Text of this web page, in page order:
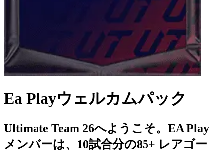
Ea Playウェルカムパック
Ultimate Team 26へようこそ。EA Play
メンバーは、10試合分の85+ レアゴー